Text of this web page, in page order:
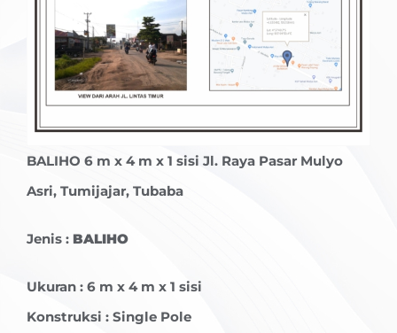
BALIHO 6 m x 4 m x 1 sisi Jl. Raya Pasar Mulyo
Asri, Tumijajar, Tubaba
Jenis : BALIHO
Ukuran : 6 m x 4 m x 1 sisi
Konstruksi : Single Pole